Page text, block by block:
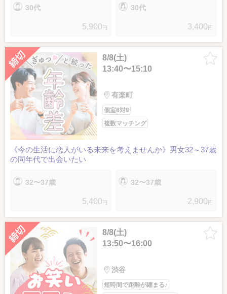
30代
5,900 円
30代
3,400 円
8/8(土)
13:40〜15:10
有楽町
個室8対8
複数マッチング
《今の生活に恋人がいる未来を考えませんか》男女32～37歳
の同年代で出会いたい
32〜37歳
5,400 円
32〜37歳
2,900 円
8/8(土)
13:50〜16:00
渋谷
短時間で距離が縮まる♪